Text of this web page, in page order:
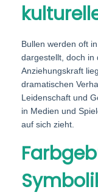
Bullen werden oft
dargestellt, doch in
Anziehungskraft
dramatischen
Leidenschaft und
in Medien und
auf sich zieht.